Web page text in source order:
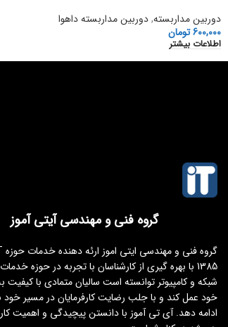
دوربین مداربسته,دوربین مداربسته داهوا
600,000تومان
اطلاعات بیشتر
گروه فنی و مهندسی آیتی آموز
1385 با بهره گیری از کارشناسان با تجربه در حوزه
شبکه و کامپیوتر توانسته است سالیان متمادی با کیفیت
خود عمل کند و با جلب رضایت کارفرمایان در مسیر خود
ادامه دهد. آی تی آموز با دانستن پیچیدگی و اهمیت